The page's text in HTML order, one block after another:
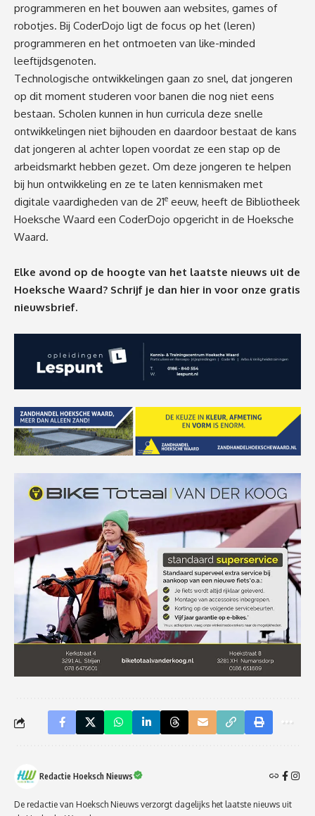
programmeren en het bouwen aan websites, games of
robotjes. Bij CoderDojo ligt de focus op het (leren)
programmeren en het ontmoeten van like-minded
leeftijdsgenoten.
Technologische ontwikkelingen gaan zo snel, dat jongeren
op dit moment studeren voor banen die nog niet eens
bestaan. Scholen kunnen in hun curricula deze snelle
ontwikkelingen niet bijhouden en daardoor bestaat de kans
dat jongeren al achter lopen voordat ze een stap op de
arbeidsmarkt hebben gezet. Om deze jongeren te helpen
bij hun ontwikkeling en ze te laten kennismaken met
digitale vaardigheden van de 21e eeuw, heeft de Bibliotheek
Hoeksche Waard een CoderDojo opgericht in de Hoeksche
Waard.
Elke avond op de hoogte van het laatste nieuws uit de
Hoeksche Waard? Schrijf je dan hier in voor onze gratis
nieuwsbrief.
Redactie Hoeksch Nieuws
De redactie van Hoeksch Nieuws verzorgt dagelijks het laatste nieuws uit